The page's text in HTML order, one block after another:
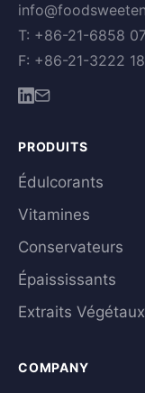
T: +86-21-6858
F: +86-21-3222
PRODUITS
Édulcorants
Vitamines
Conservateurs
Épaississants
Extraits Végétaux
COMPANY